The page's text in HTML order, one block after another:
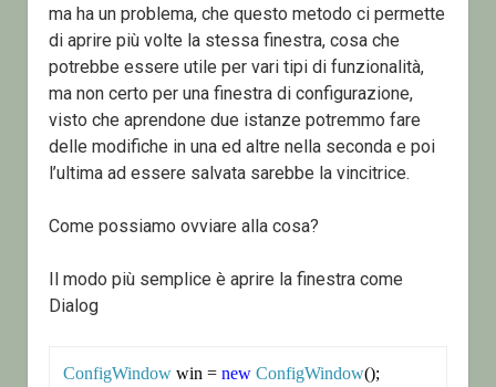
ma ha un problema, che questo metodo ci permette
di aprire più volte la stessa finestra, cosa che
potrebbe essere utile per vari tipi di funzionalità,
ma non certo per una finestra di configurazione,
visto che aprendone due istanze potremmo fare
delle modifiche in una ed altre nella seconda e poi
l’ultima ad essere salvata sarebbe la vincitrice.
Come possiamo ovviare alla cosa?
Il modo più semplice è aprire la finestra come
Dialog
ConfigWindow win = new ConfigWindow();